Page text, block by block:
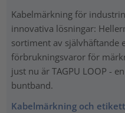
Kabelmärkning för
innovativa lösningar:
sortiment av självhäftande
förbrukningsvaror för
just nu är TAGPU LOOP -
buntband.
Kabelmärkning och